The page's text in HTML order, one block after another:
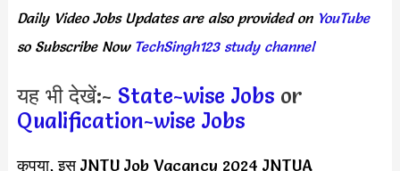
Daily Video Jobs Updates are also provided onYouTube
so Subscribe Now TechSingh123 study channel
यह भी देखें:- State-wise Jobs or
Qualification-wise Jobs
कृपया, इस JNTU Job Vacancy 2024 JNTUA